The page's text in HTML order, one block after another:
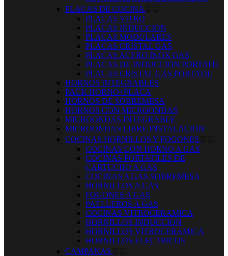
PLACAS DE COCINA  
PLACAS VITRO
PLACAS INDUCCION
PLACAS MODULARES
PLACAS CRISTAL GAS
PLACAS ACERO INOX GAS
PLACAS DE INDUCCION PORTATIL
PLACAS CRISTAL GAS PORTATIL
HORNOS INTEGRABLES
PACK HORNO+PLACA
HORNOS DE SOBREMESA
HORNOS CON MICROONDAS
MICROONDAS INTEGRABLE
MICROONDAS LIBRE INSTALACION
COCINAS HORNILLOS Y FOGONES  
COCINAS CON HORNO A GAS
COCINAS PORTATILES DE
CARTUCHO A GAS
COCINAS A GAS SOBREMESA
HORNILLOS A GAS
FOGONES A GAS
PAELLEROS A GAS
COCINAS VITROCERAMICA
HORNILLOS INDUCCION
HORNILLOS VITROCERAMICA
HORNILLOS ELECTRICOS
CAMPANAS  